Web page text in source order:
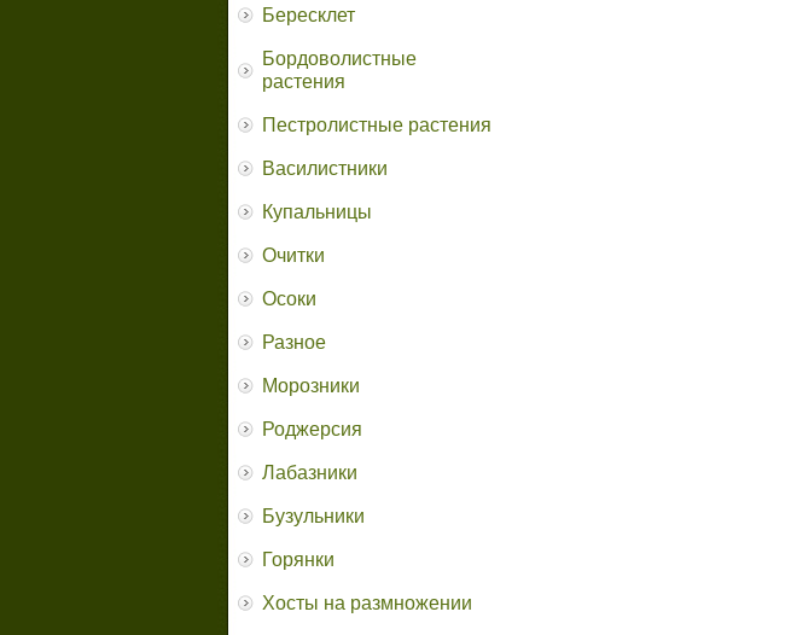
Бересклет
Бордоволистные
растения
Пестролистные растения
Василистники
Купальницы
Очитки
Осоки
Разное
Морозники
Роджерсия
Лабазники
Бузульники
Горянки
Хосты на размножении